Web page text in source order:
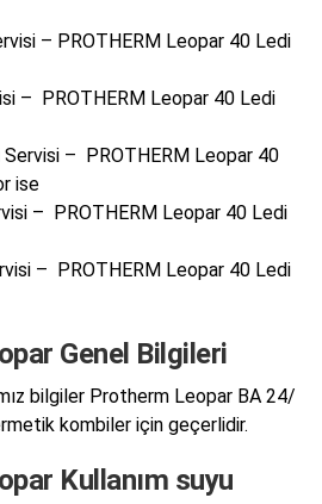
– PROTHERM Leopar 40 Ledi
– PROTHERM Leopar 40 Ledi
Servisi – PROTHERM Leopar 40
ise
– PROTHERM Leopar 40 Ledi
– PROTHERM Leopar 40 Ledi
Genel Bilgileri
bilgiler Protherm Leopar BA 24/
kombiler için geçerlidir.
Kullanım suyu